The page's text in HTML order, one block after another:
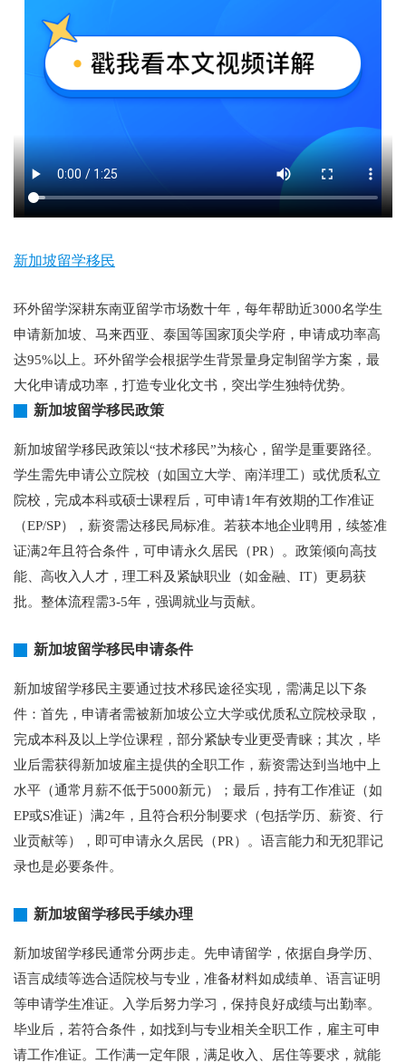
新加坡留学移民
环外留学深耕东南亚留学市场数十年，每年帮助近3000名学生
申请新加坡、马来西亚、泰国等国家顶尖学府，申请成功率高
达95%以上。环外留学会根据学生背景量身定制留学方案，最
大化申请成功率，打造专业化文书，突出学生独特优势。
新加坡留学移民政策
新加坡留学移民政策以“技术移民”为核心，留学是重要路径。
学生需先申请公立院校（如国立大学、南洋理工）或优质私立
院校，完成本科或硕士课程后，可申请1年有效期的工作准证
（EP/SP），薪资需达移民局标准。若获本地企业聘用，续签准
证满2年且符合条件，可申请永久居民（PR）。政策倾向高技
能、高收入人才，理工科及紧缺职业（如金融、IT）更易获
批。整体流程需3-5年，强调就业与贡献。
新加坡留学移民申请条件
新加坡留学移民主要通过技术移民途径实现，需满足以下条
件：首先，申请者需被新加坡公立大学或优质私立院校录取，
完成本科及以上学位课程，部分紧缺专业更受青睐；其次，毕
业后需获得新加坡雇主提供的全职工作，薪资需达到当地中上
水平（通常月薪不低于5000新元）；最后，持有工作准证（如
EP或S准证）满2年，且符合积分制要求（包括学历、薪资、行
业贡献等），即可申请永久居民（PR）。语言能力和无犯罪记
录也是必要条件。
新加坡留学移民手续办理
新加坡留学移民通常分两步走。先申请留学，依据自身学历、
语言成绩等选合适院校与专业，准备材料如成绩单、语言证明
等申请学生准证。入学后努力学习，保持良好成绩与出勤率。
毕业后，若符合条件，如找到与专业相关全职工作，雇主可申
请工作准证。工作满一定年限，满足收入、居住等要求，就能